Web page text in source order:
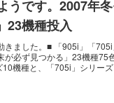
うです。2007年
23機種投入
きました。■ 「905i」「
必ず見つかる」23機種75
機種と、「705i」シリー